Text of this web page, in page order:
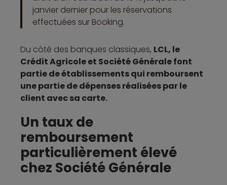
janvier dernier pour les réservations
effectuées sur Booking.
Du côté des banques classiques, LCL, le
Crédit Agricole et Société Générale font
partie de établissements qui remboursent
une partie de dépenses réalisées par le
client avec sa carte.
Un taux de
remboursement
particulièrement élevé
chez Société Générale